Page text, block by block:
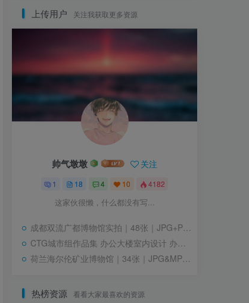
上传用户 关注我获取更多资源
帅气墩墩 关注
1 18 4 10 4182
这家伙很懒，什么都没有写...
成都双流广都博物馆实拍｜48张｜JPG+PNG｜26.25M
CTG城市组作品集 办公大楼室内设计 办公空间设计案例｜PPTX｜256页｜287.44M
荷兰海尔伦矿业博物馆｜34张｜JPG&MP4｜58.37M
热榜资源 看看大家最喜欢的资源